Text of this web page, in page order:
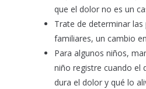
que el dolor no es un
Trate de determinar
familiares, un cambio
Para algunos niños,
niño registre cuando el
dura el dolor y qué lo